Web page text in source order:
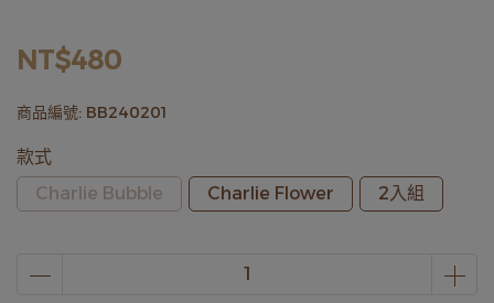
NT$480
商品編號: BB240201
款式
Charlie Bubble
Charlie Flower 2入組